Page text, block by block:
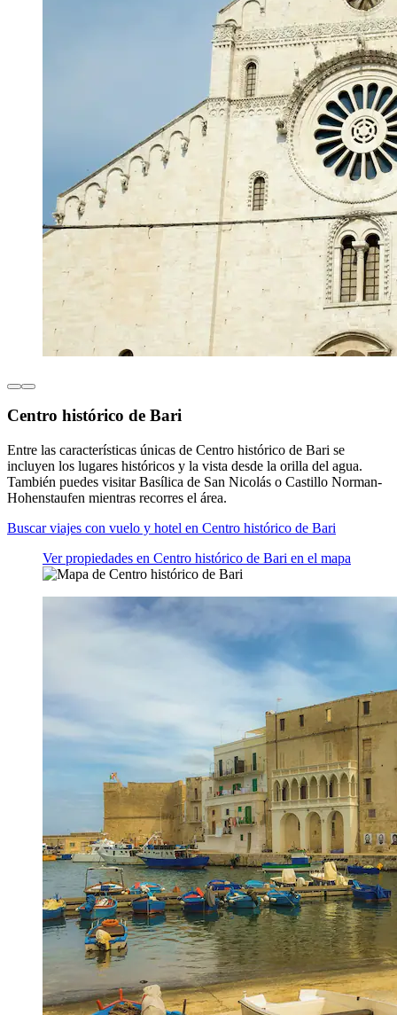
Centro histórico de Bari
Entre las características únicas de Centro histórico de Bari se
incluyen los lugares históricos y la vista desde la orilla del agua.
También puedes visitar Basílica de San Nicolás o Castillo Norman-
Hohenstaufen mientras recorres el área.
Buscar viajes con vuelo y hotel en Centro histórico de Bari
Ver propiedades en Centro histórico de Bari en el mapa